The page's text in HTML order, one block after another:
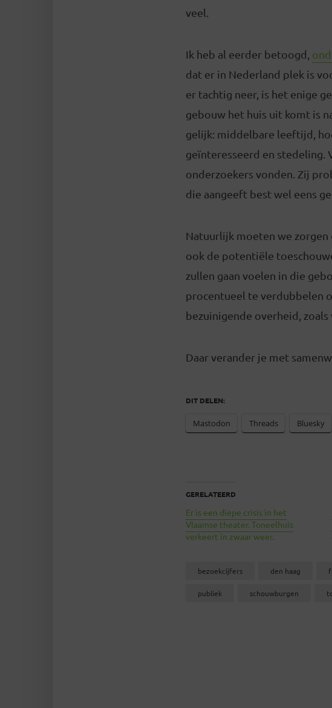
veel.
Ik heb al eerder betoogd,
dat er in Nederland plek is
er tachtig neer, is het enige
gebouw het huis uit komt is
gelijk: middelbare leeftijd,
geïnteresseerd en stedeling.
onderzoekers vonden. Zij
die aangeeft best wel eens
Natuurlijk moeten we
ook de potentiële
zullen gaan voelen in die
procentueel te verdubbelen
bezuinigende overheid,
Daar verander je met
DIT DELEN:
Mastodon Threads Bluesky
GERELATEERD
Er is een diepe crisis in het
Vlaamse theater. Toneelhuis
verkeert in zwaar weer.
bezoekcijfers den haag
publiek schouwburgen